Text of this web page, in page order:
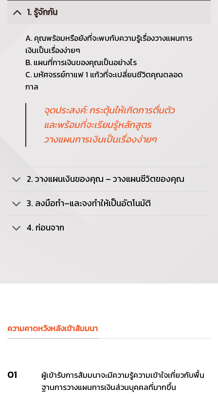
1. รู้จักกัน
A. คุณพร้อมหรือยังที่จะพบกับความรู้เรื่องวางแผนการ
เงินเป็นเรื่องง่ายๆ
B. แผนที่การเงินของคุณเป็นอย่างไร
C. มหัศจรรย์กาแฟ 1 แก้วที่จะเปลี่ยนชีวิตคุณตลอด
กาล
จุดประสงค์: กระตุ้นให้เกิดการตื่นตัว
และพร้อมที่จะเรียนรู้หลักสูตร
วางแผนการเงินเป็นเรื่องง่ายๆ
2. วางแผนเงินของคุณ – วางแผนชีวิตของคุณ
3. ลงมือทำ–และจงทำให้เป็นอัตโนมัติ
4. ก่อนจาก
ความคาดหวังหลังเข้าสัมมนา
01
ผู้เข้ารับการสัมมนาจะมีความรู้ความเข้าใจเกี่ยวกับพื้น
ฐานการวางแผนการเงินส่วนบุคคลที่มากขึ้น